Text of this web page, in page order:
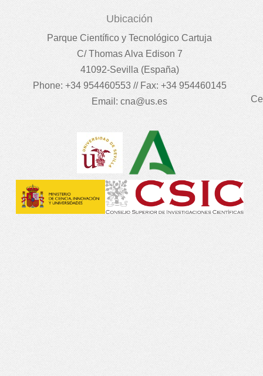
Ubicación
Parque Científico y Tecnológico Cartuja
C/ Thomas Alva Edison 7
41092-Sevilla (España)
Phone: +34 954460553 // Fax: +34 954460145
Email: cna@us.es